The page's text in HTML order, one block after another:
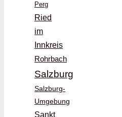
Perg
Ried
im
Innkreis
Rohrbach
Salzburg
Salzburg-
Umgebung
Sankt